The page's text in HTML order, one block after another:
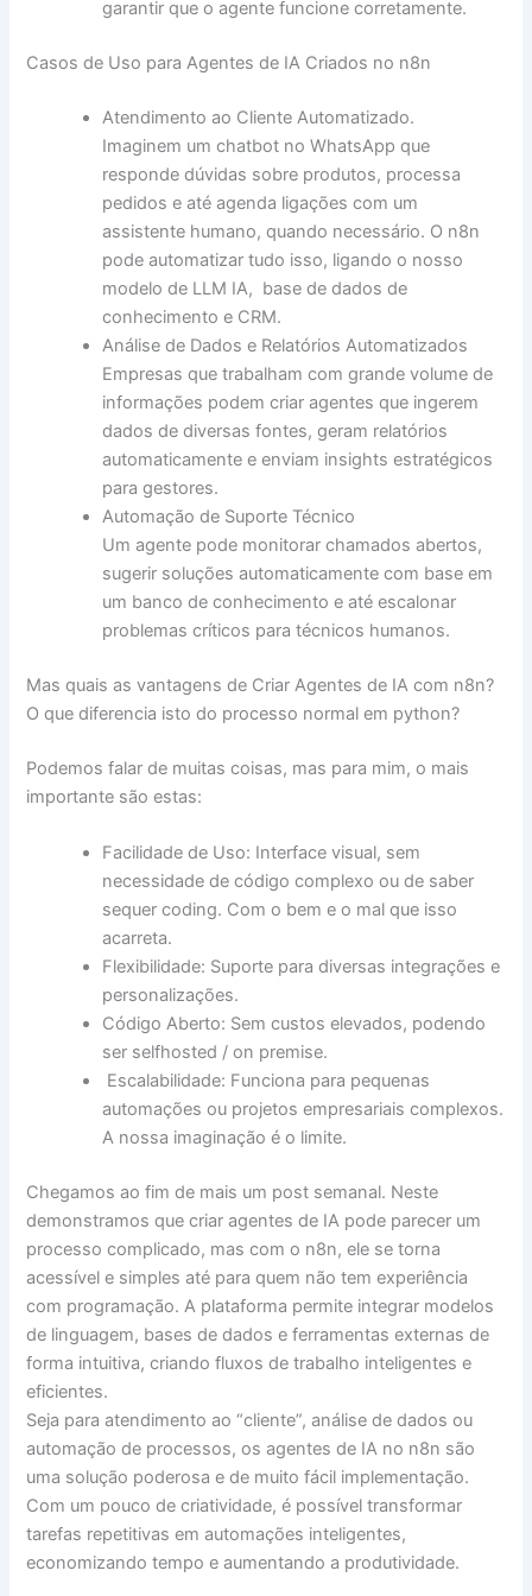
garantir que o agente funcione corretamente.
Casos de Uso para Agentes de IA Criados no n8n
Atendimento ao Cliente Automatizado.
Imaginem um chatbot no WhatsApp que
responde dúvidas sobre produtos, processa
pedidos e até agenda ligações com um
assistente humano, quando necessário. O n8n
pode automatizar tudo isso, ligando o nosso
modelo de LLM IA, base de dados de
conhecimento e CRM.
Análise de Dados e Relatórios Automatizados
Empresas que trabalham com grande volume de
informações podem criar agentes que ingerem
dados de diversas fontes, geram relatórios
automaticamente e enviam insights estratégicos
para gestores.
Automação de Suporte Técnico
Um agente pode monitorar chamados abertos,
sugerir soluções automaticamente com base em
um banco de conhecimento e até escalonar
problemas críticos para técnicos humanos.
Mas quais as vantagens de Criar Agentes de IA com n8n?
O que diferencia isto do processo normal em python?
Podemos falar de muitas coisas, mas para mim, o mais
importante são estas:
Facilidade de Uso: Interface visual, sem
necessidade de código complexo ou de saber
sequer coding. Com o bem e o mal que isso
acarreta.
Flexibilidade: Suporte para diversas integrações e
personalizações.
Código Aberto: Sem custos elevados, podendo
ser selfhosted / on premise.
Escalabilidade: Funciona para pequenas
automações ou projetos empresariais complexos.
A nossa imaginação é o limite.
Chegamos ao fim de mais um post semanal. Neste
demonstramos que criar agentes de IA pode parecer um
processo complicado, mas com o n8n, ele se torna
acessível e simples até para quem não tem experiência
com programação. A plataforma permite integrar modelos
de linguagem, bases de dados e ferramentas externas de
forma intuitiva, criando fluxos de trabalho inteligentes e
eficientes.
Seja para atendimento ao “cliente”, análise de dados ou
automação de processos, os agentes de IA no n8n são
uma solução poderosa e de muito fácil implementação.
Com um pouco de criatividade, é possível transformar
tarefas repetitivas em automações inteligentes,
economizando tempo e aumentando a produtividade.